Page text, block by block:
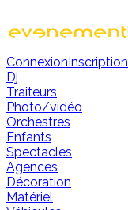
ConnexionInscription
Dj
Traiteurs
Photo/vidéo
Orchestres
Enfants
Spectacles
Agences
Décoration
Matériel